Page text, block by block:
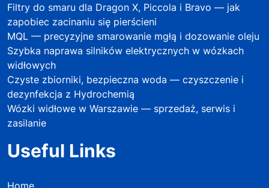
Filtry do smaru dla Dragon X, Piccola i Bravo — jak
zapobiec zacinaniu się pierścieni
MQL — precyzyjne smarowanie mgłą i dozowanie oleju
Szybka naprawa silników elektrycznych w wózkach
widłowych
Czyste zbiorniki, bezpieczna woda — czyszczenie i
dezynfekcja z Hydrochemią
Wózki widłowe w Warszawie — sprzedaż, serwis i
zasilanie
Useful Links
Home